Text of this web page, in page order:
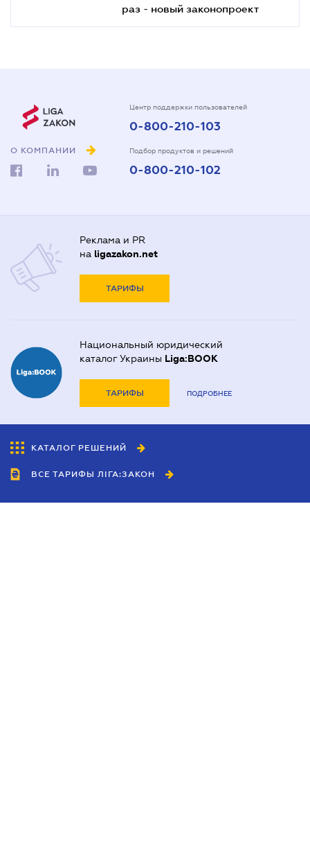
раз - новый законопроект
О КОМПАНИИ
Центр поддержки пользователей
0-800-210-103
Подбор продуктов и решений
0-800-210-102
Реклама и PR
на ligazakon.net
ТАРИФЫ
Национальный юридический
каталог Украины Liga:BOOK
ТАРИФЫ ПОДРОБНЕЕ
КАТАЛОГ РЕШЕНИЙ
ВСЕ ТАРИФЫ ЛІГА:ЗАКОН